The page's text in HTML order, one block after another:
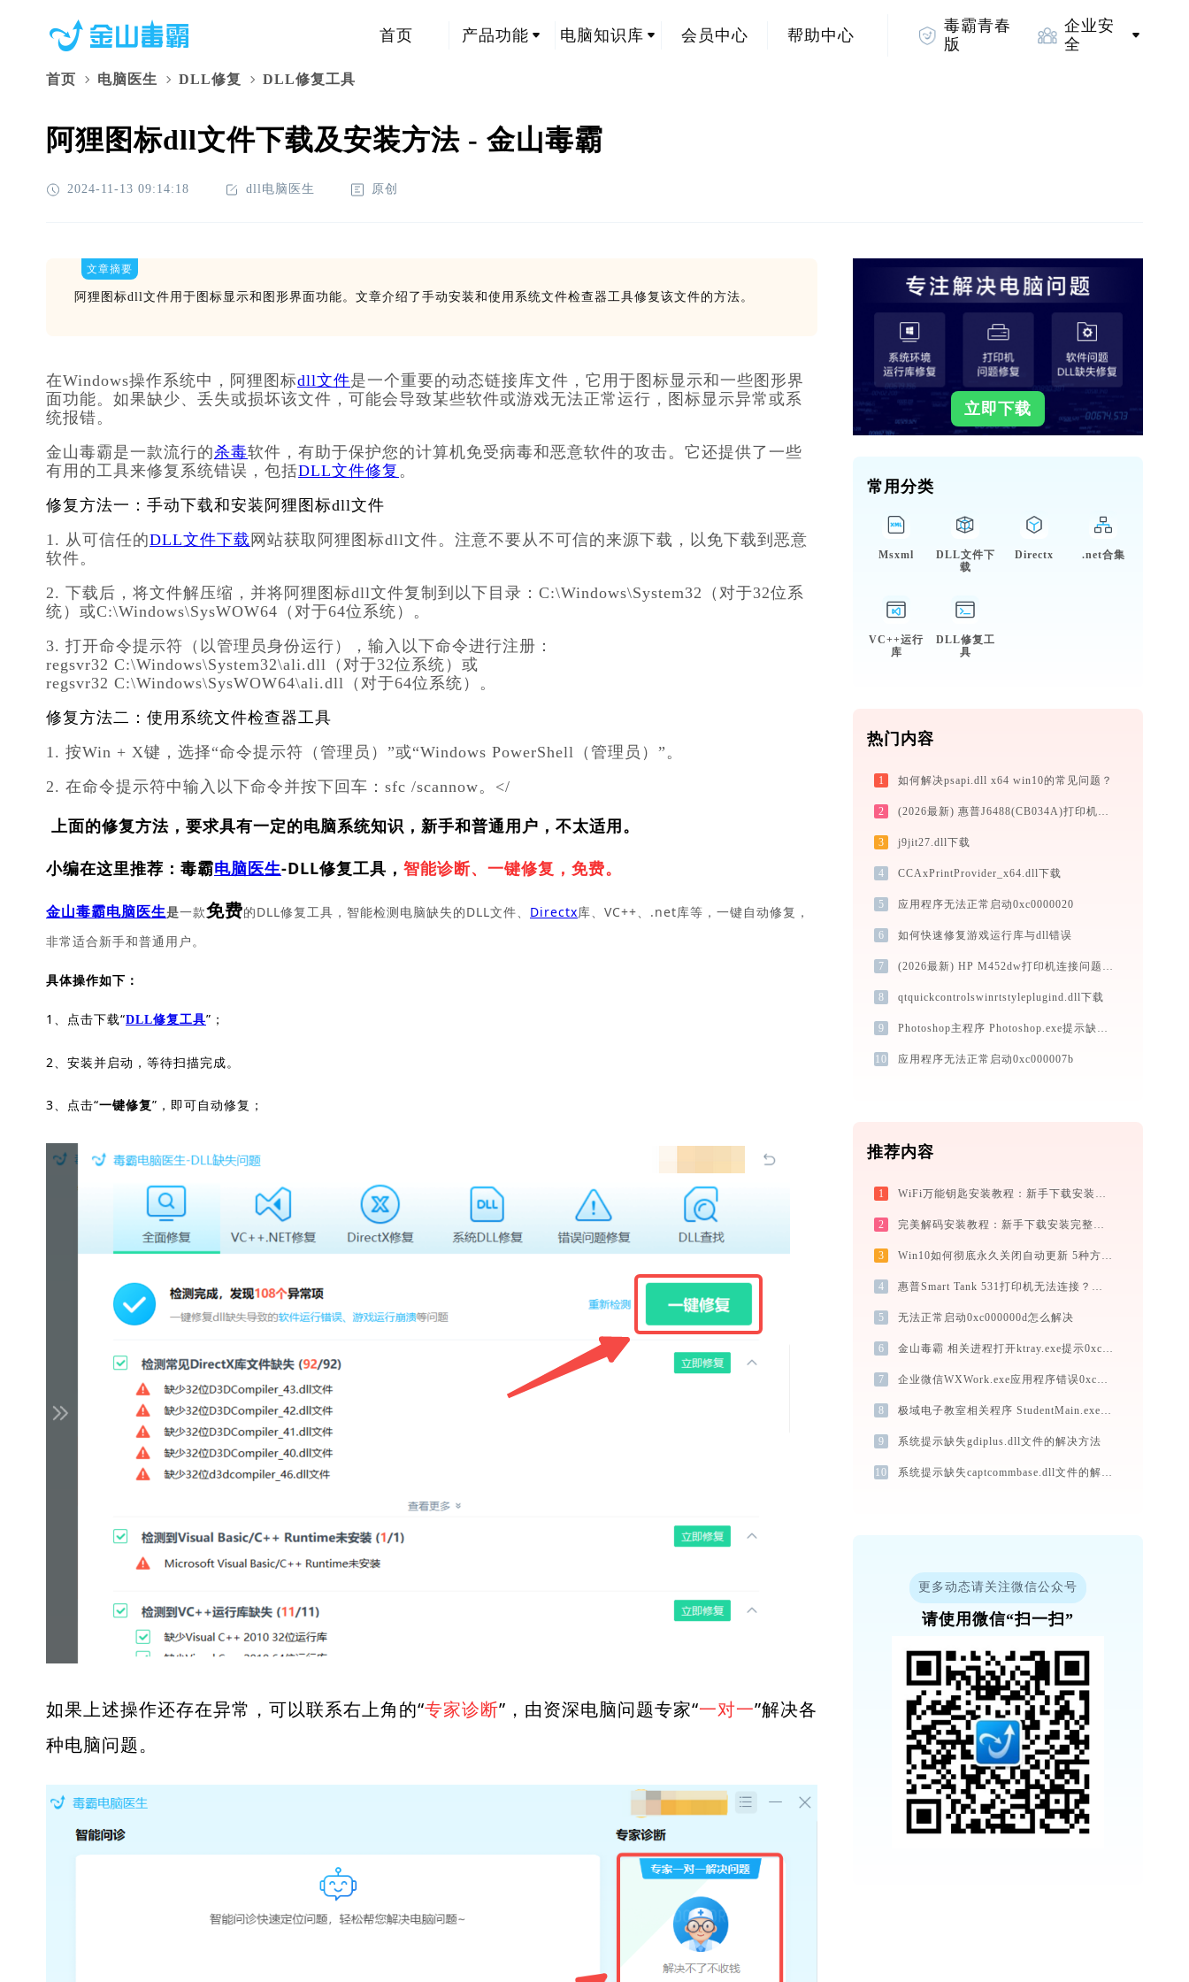
首页 产品功能 电脑知识库 会员中心 帮助中心
毒霸青春
版
企业安
全
首页 电脑医生 DLL修复 DLL修复工具
阿狸图标dll文件下载及安装方法 - 金山毒霸
2024-11-13 09:14:18 dll电脑医生 原创
文章摘要
阿狸图标dll文件用于图标显示和图形界面功能。文章介绍了手动安装和使用系统文件检查器工具修复该文件的方法。
在Windows操作系统中，阿狸图标dll文件是一个重要的动态链接库文件，它用于图标显示和一些图形界
面功能。如果缺少、丢失或损坏该文件，可能会导致某些软件或游戏无法正常运行，图标显示异常或系
统报错。
金山毒霸是一款流行的杀毒软件，有助于保护您的计算机免受病毒和恶意软件的攻击。它还提供了一些
有用的工具来修复系统错误，包括DLL文件修复 。
修复方法一：手动下载和安装阿狸图标dll文件
1. 从可信任的DLL文件下载 网站获取阿狸图标dll文件。注意不要从不可信的来源下载，以免下载到恶意
软件。
2. 下载后，将文件解压缩，并将阿狸图标dll文件复制到以下目录：C:\Windows\System32（对于32位系
统）或C:\Windows\SysWOW64（对于64位系统）。
3. 打开命令提示符（以管理员身份运行），输入以下命令进行注册：
regsvr32 C:\Windows\System32\ali.dll（对于32位系统）或
regsvr32 C:\Windows\SysWOW64\ali.dll（对于64位系统）。
修复方法二：使用系统文件检查器工具
1. 按Win + X键，选择“命令提示符（管理员）”或“Windows PowerShell（管理员）”。
2. 在命令提示符中输入以下命令并按下回车：sfc /scannow。</
上面的修复方法，要求具有一定的电脑系统知识，新手和普通用户，不太适用。
小编在这里推荐：毒霸电脑医生-DLL修复工具， 智能诊断、一键修复，免费。
金山毒霸电脑医生是一款免费的DLL修复工具，智能检测电脑缺失的DLL文件、 Directx库、VC++、.net库等，一键自动修复，
非常适合新手和普通用户。
具体操作如下：
1、点击下载“DLL修复工具”；
2、安装并启动，等待扫描完成。
3、点击“一键修复”，即可自动修复；
如果上述操作还存在异常，可以联系右上角的“专家诊断”，由资深电脑问题专家“一对一”解决各
种电脑问题。
立即下载
常用分类
Msxml
DLL文件下
载
Directx .net合集
VC++运行
库
DLL修复工
具
热门内容
1 如何解决psapi.dll x64 win10的常见问题？
2 (2026最新) 惠普J6488(CB034A)打印机连接问题解决方法-金山毒霸
3 j9jit27.dll下载
4 CCAxPrintProvider_x64.dll下载
5 应用程序无法正常启动0xc0000020
6 如何快速修复游戏运行库与dll错误
7 (2026最新) HP M452dw打印机连接问题如何解决？-金山毒霸
8 qtquickcontrolswinrtstyleplugind.dll下载
9 Photoshop主程序 Photoshop.exe提示缺少msvcr100.dll文件的解决办法
10 应用程序无法正常启动0xc000007b
推荐内容
1 WiFi万能钥匙安装教程：新手下载安装完整图文步骤
2 完美解码安装教程：新手下载安装完整图文指南
3 Win10如何彻底永久关闭自动更新 5种方法教你永久关闭win10自动更新
4 惠普Smart Tank 531打印机无法连接？教你解决方法 - 金山毒霸
5 无法正常启动0xc000000d怎么解决
6 金山毒霸 相关进程打开ktray.exe提示0xc0000008错误码怎么办
7 企业微信WXWork.exe应用程序错误0xc0000006解决方法
8 极域电子教室相关程序 StudentMain.exe系统错误libtdprochook10.dll丢失如何解决
9 系统提示缺失gdiplus.dll文件的解决方法
10 系统提示缺失captcommbase.dll文件的解决方法
更多动态请关注微信公众号
请使用微信“扫一扫”